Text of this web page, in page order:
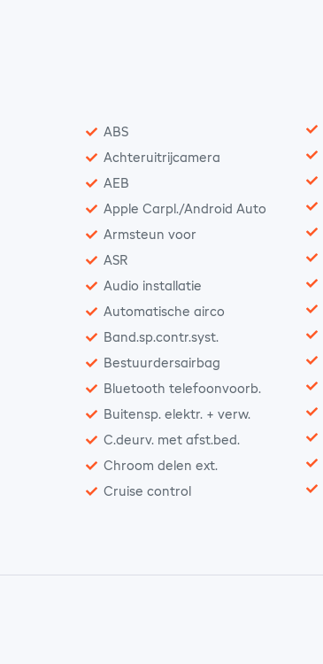
ABS
Achteruitrijcamera
AEB
Apple Carpl./Android Auto
Armsteun voor
ASR
Audio installatie
Automatische airco
Band.sp.contr.syst.
Bestuurdersairbag
Bluetooth telefoonvoorb.
Buitensp. elektr. + verw.
C.deurv. met afst.bed.
Chroom delen ext.
Cruise control